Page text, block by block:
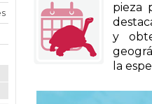
pieza
y
la